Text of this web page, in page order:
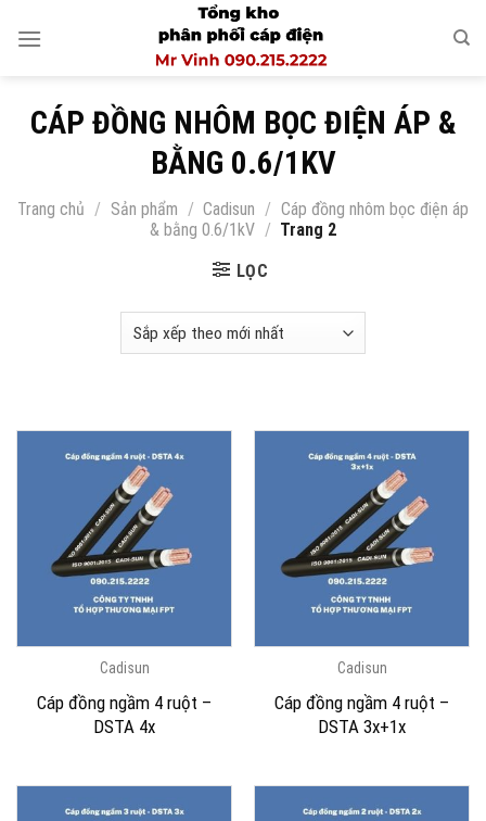
CÁP ĐỒNG NHÔM BỌC ĐIỆN ÁP &
BẰNG 0.6/1KV
Trang chủ / Sản phẩm / Cadisun / Cáp đồng nhôm bọc điện áp
& bằng 0.6/1kV / Trang 2
LỌC
Cadisun
Cáp đồng ngầm 4 ruột –
DSTA 4x
Cadisun
Cáp đồng ngầm 4 ruột –
DSTA 3x+1x